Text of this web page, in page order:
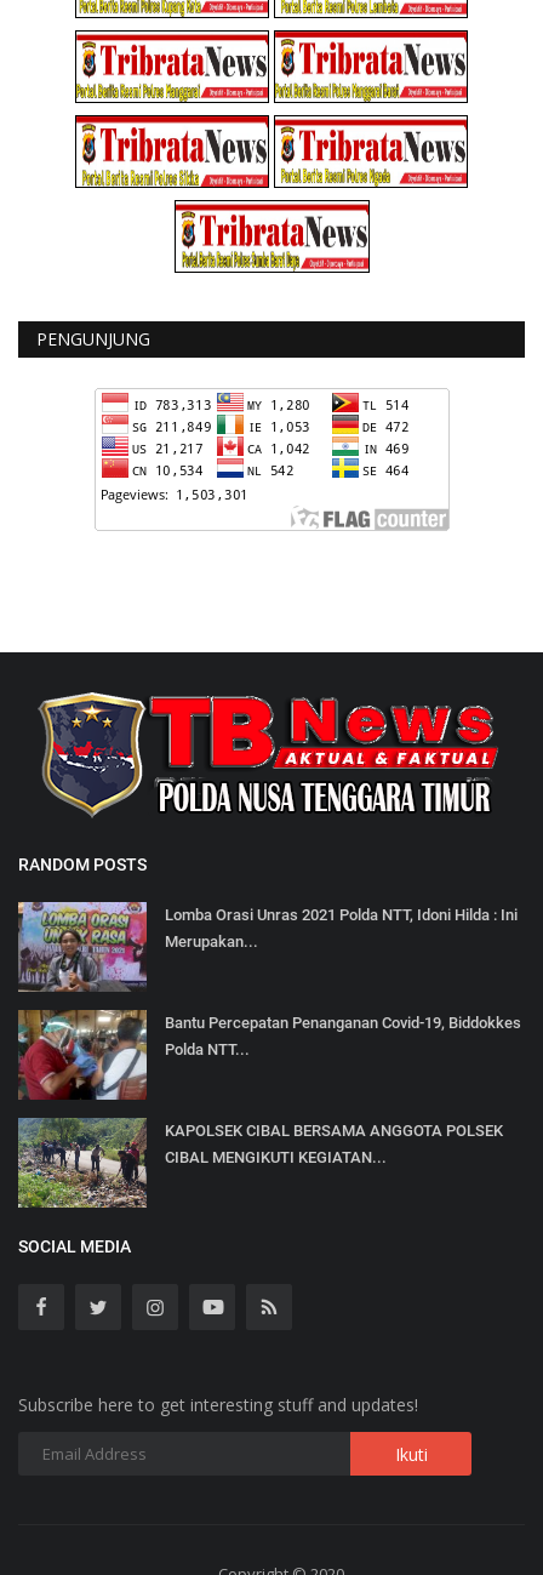
PENGUNJUNG
RANDOM POSTS
Lomba Orasi Unras 2021 Polda NTT, Idoni Hilda : Ini
Merupakan...
Bantu Percepatan Penanganan Covid-19, Biddokkes
Polda NTT...
KAPOLSEK CIBAL BERSAMA ANGGOTA POLSEK
CIBAL MENGIKUTI KEGIATAN...
SOCIAL MEDIA
Subscribe here to get interesting stuff and updates!